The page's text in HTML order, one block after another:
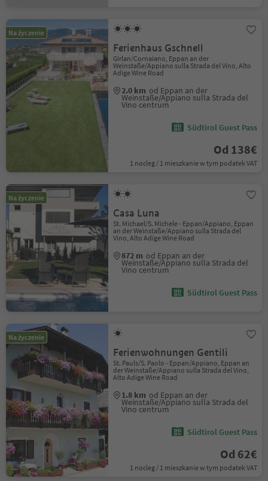
Na życzenie
Ferienhaus Gschnell
Girlan/Cornaiano, Eppan an der
Weinstaße/Appiano sulla Strada del Vino, Alto
Adige Wine Road
2.0 km od Eppan an der
Weinstaße/Appiano sulla Strada del
Vino centrum
Südtirol Guest Pass
Od 138€
1 nocleg / 1 mieszkanie w tym podatek VAT
Na życzenie
Casa Luna
St. Michael/S. Michele - Eppan/Appiano, Eppan
an der Weinstaße/Appiano sulla Strada del
Vino, Alto Adige Wine Road
872 m od Eppan an der
Weinstaße/Appiano sulla Strada del
Vino centrum
Südtirol Guest Pass
Na życzenie
Ferienwohnungen Gentili
St. Pauls/S. Paolo - Eppan/Appiano, Eppan an
der Weinstaße/Appiano sulla Strada del Vino,
Alto Adige Wine Road
1.8 km od Eppan an der
Weinstaße/Appiano sulla Strada del
Vino centrum
Südtirol Guest Pass
Od 62€
1 nocleg / 1 mieszkanie w tym podatek VAT